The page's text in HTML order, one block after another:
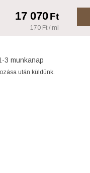
17 070Ft
170 Ft / ml
3 munkanap
után küldünk.